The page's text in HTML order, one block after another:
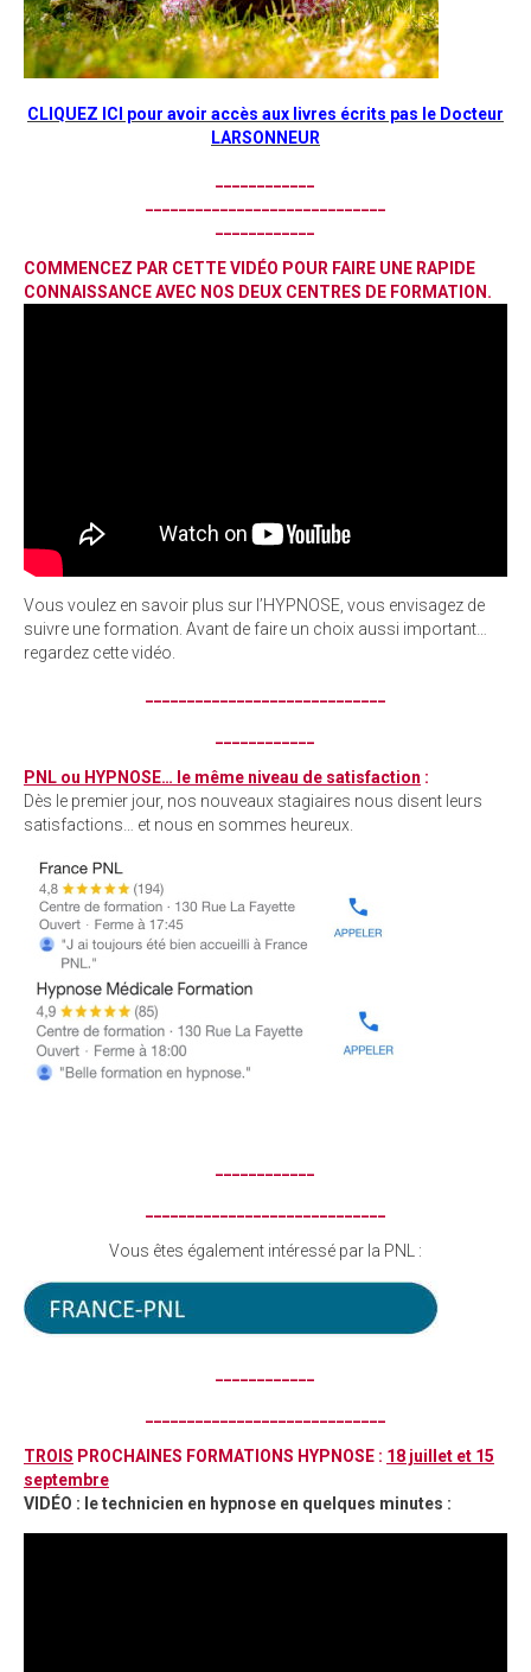
CLIQUEZ ICI pour avoir accès aux livres écrits pas le Docteur
LARSONNEUR
COM MENC EZ PAR CETTE VIDÉO POU R FAIRE UNE RAPIDE
CONNAISSANCE AVEC NOS DEUX CENTRES DE FORMATION.
Vous voulez en savoir plus sur l’HYPNOSE, vous envisagez de
suivre une formation. Avant de faire un choix aussi important…
regardez cette vidéo.
PNL ou HYPNOSE… le même niveau de satisfaction :
Dès le premier jour, nos nouveaux stagiaires nous disent leurs
satisfactions… et nous en sommes heureux.
Vous êtes également intéressé par la PNL :
TROIS PROCHAINES FORMATIONS HYPNOSE : 18 juillet et 15
septembre
VIDÉO : le technicien en hypnose en quelques minutes :